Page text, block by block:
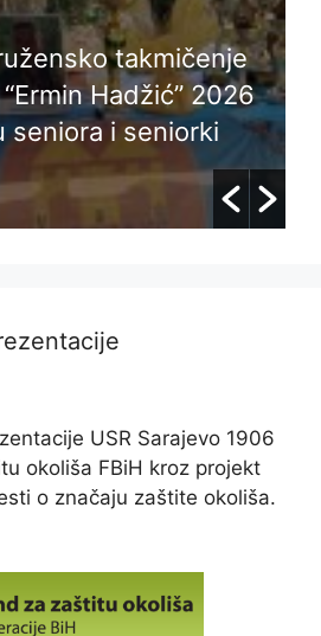
takmičenje
Hadžić” 2026
seniora i seniorki
USR Sarajevo 1906
okoliša FBiH kroz projekt
o značaju zaštite okoliša.